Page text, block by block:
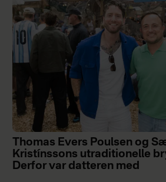
Thomas Evers Poulsen og
Kristínssons utraditionelle
Derfor var datteren med